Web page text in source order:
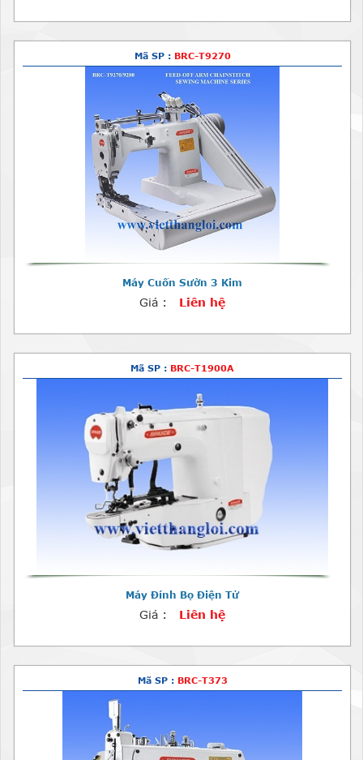
Mã SP : BRC-T9270
Máy Cuốn Sườn 3 Kim
Giá : Liên hệ
Mã SP : BRC-T1900A
Máy Đính Bọ Điện Tử
Giá : Liên hệ
Mã SP : BRC-T373